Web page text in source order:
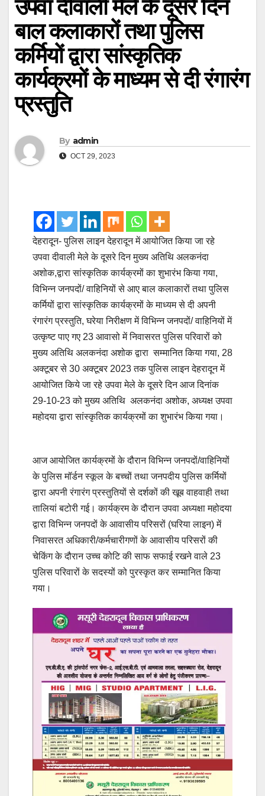
उपवा दीवाली मेले के दूसरे दिन
बाल कलाकारों तथा पुलिस
कर्मियों द्वारा सांस्कृतिक
कार्यक्रमों के माध्यम से दी रंगारंग
प्रस्तुति
By admin
OCT 29, 2023
देहरादून- पुलिस लाइन देहरादून में आयोजित किया जा रहे
उपवा दीवाली मेले के दूसरे दिन मुख्य अतिथि अलकनंदा
अशोक,द्वारा सांस्कृतिक कार्यक्रमों का शुभारंभ किया गया,
विभिन्न जनपदों/ वाहिनियों से आए बाल कलाकारों तथा पुलिस
कर्मियों द्वारा सांस्कृतिक कार्यक्रमों के माध्यम से दी अपनी
रंगारंग प्रस्तुति, घरेया निरीक्षण में विभिन्न जनपदों/ वाहिनियों में
उत्कृष्ट पाए गए 23 आवासो में निवासरत पुलिस परिवारों को
मुख्य अतिथि अलकनंदा अशोक द्वारा सम्मानित किया गया, 28
अक्टूबर से 30 अक्टूबर 2023 तक पुलिस लाइन देहरादून में
आयोजित किये जा रहे उपवा मेले के दूसरे दिन आज दिनांक
29-10-23 को मुख्य अतिथि अलकनंदा अशोक, अध्यक्ष उपवा
महोदया द्वारा सांस्कृतिक कार्यक्रमों का शुभारंभ किया गया।
आज आयोजित कार्यक्रमों के दौरान विभिन्न जनपदों/वाहिनियों
के पुलिस मॉर्डन स्कूल के बच्चों तथा जनपदीय पुलिस कर्मियों
द्वारा अपनी रंगारंग प्रस्तुतियों से दर्शकों की खूब वाहवाही तथा
तालियां बटोरी गई। कार्यक्रम के दौरान उपवा अध्यक्षा महोदया
द्वारा विभिन्न जनपदों के आवासीय परिसरों (घरिया लाइन) में
निवासरत अधिकारी/कर्मचारीगणों के आवासीय परिसरों की
चेकिंग के दौरान उच्च कोटि की साफ सफाई रखने वाले 23
पुलिस परिवारों के सदस्यों को पुरस्कृत कर सम्मानित किया
गया।